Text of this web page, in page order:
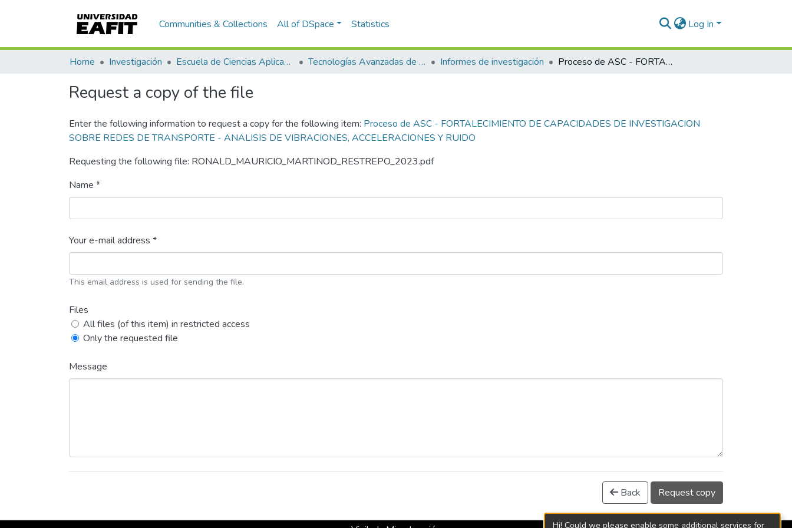
Communities & Collections All of DSpace Statistics Log In
Home Investigación Escuela de Ciencias Aplicadas e Ingeniería Tecnologías Avanzadas de Producción y Mantenimiento Industrial - TAPMI Informes de investigación Proceso de ASC - FORTALECIMIENTO DE CAPACIDADES DE INVESTIGACION SOBRE REDES DE TRANSPORTE - ANALISIS DE VIBRACIONES, ACCELERACIONES Y RUIDO
Request a copy of the file
Enter the following information to request a copy for the following item: Proceso de ASC - FORTALECIMIENTO DE CAPACIDADES DE INVESTIGACION
SOBRE REDES DE TRANSPORTE - ANALISIS DE VIBRACIONES, ACCELERACIONES Y RUIDO
Requesting the following file: RONALD_MAURICIO_MARTINOD_RESTREPO_2023.pdf
Name *
Your e-mail address *
This email address is used for sending the file.
Files
All files (of this item) in restricted access
Only the requested file
Message
Back Request copy
Hi! Could we please enable some additional services for